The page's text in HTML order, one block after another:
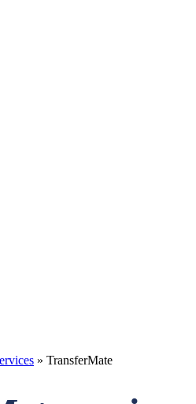
» TransferMate